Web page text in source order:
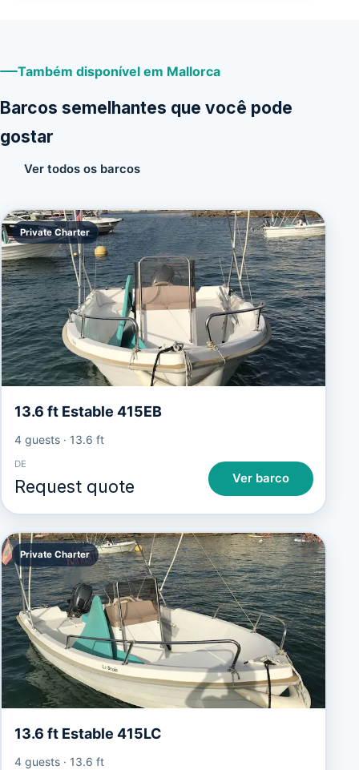
Também disponível em Mallorca
Barcos semelhantes que você pode
gostar
Ver todos os barcos
Private Charter
13.6 ft Estable 415EB
4 guests· 13.6 ft
DE
Request quote Ver barco
Private Charter
13.6 ft Estable 415LC
4 guests· 13.6 ft